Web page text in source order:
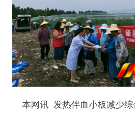
本网讯 发热伴血小板减少综